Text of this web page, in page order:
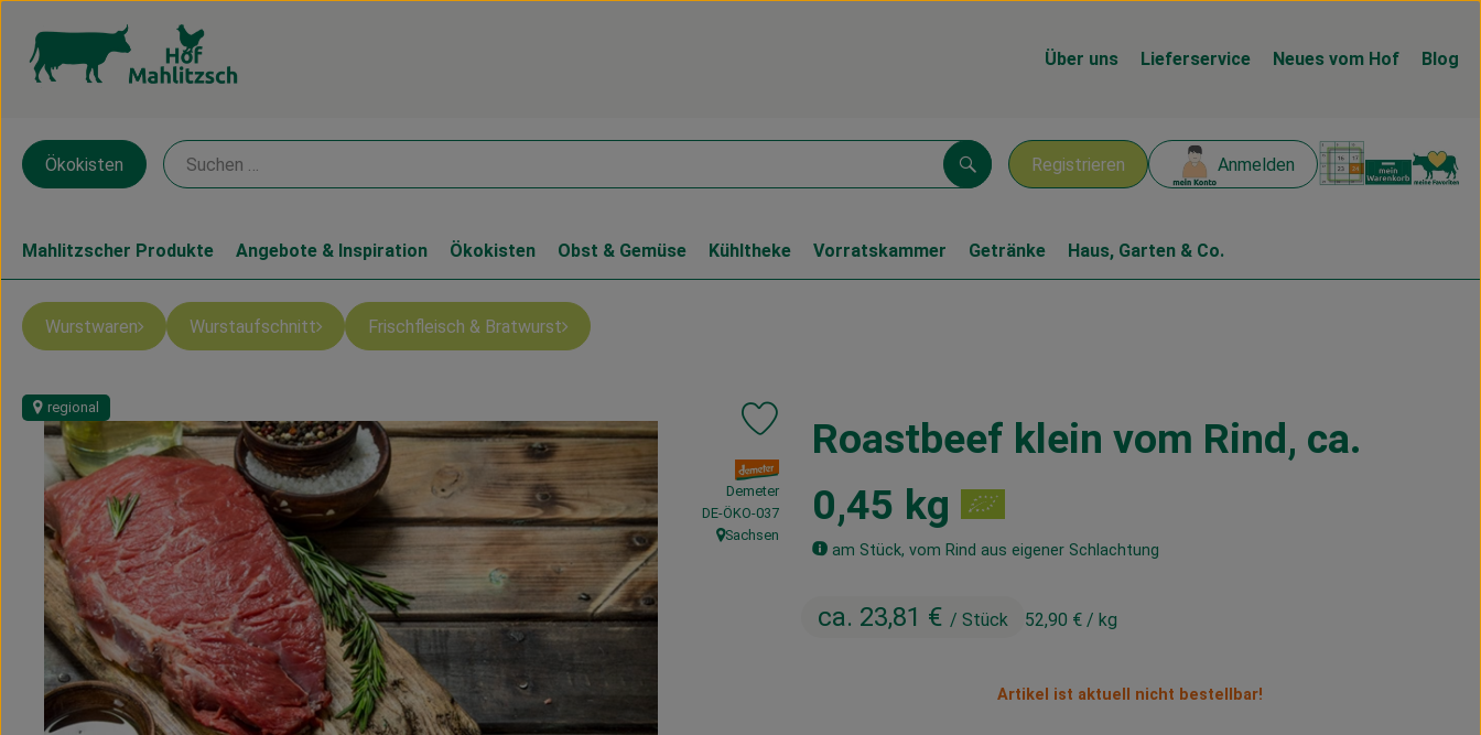
Über uns Lieferservice Neues vom Hof Blog
Registrieren Anmelden
Suchen
Ökokisten
Mahlitzscher Produkte Angebote & Inspiration Ökokisten Obst & Gemüse Kühltheke Vorratskammer Getränke Haus, Garten & Co.
Wurstwaren Wurstaufschnitt Frischfleisch & Bratwurst
Roastbeef klein vom Rind, ca.
0,45 kg
am Stück, vom Rind aus eigener Schlachtung
ca. 23,81 € / Stück 52,90 € / kg
regional
Produkt zu Favouriten hinzufügen
, Verband:
Demeter
, Kontrollstelle:
DE-ÖKO-037
, Herkunft:
Sachsen
Artikel ist aktuell nicht bestellbar!